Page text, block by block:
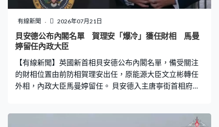
有線新聞 2026年07月21日
貝安德公布內閣名單 賀理安「爆冷」獲任財相 馬曼
婷留任內政大臣
【有線新聞】英國新首相貝安德公布內閣名單，備受關注
的財相位置由前防相賀理安出任，原能源大臣文立彬轉任
外相，內政大臣馬曼婷留任。 貝安德入主唐寧街首相府即
則，但會預留空間應對不確定性，減輕民眾生活負擔。他